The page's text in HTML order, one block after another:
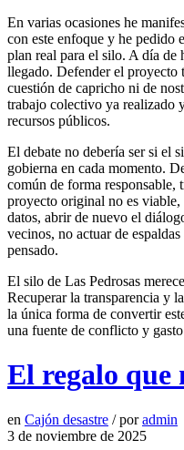
En varias ocasiones he
con este enfoque y he pedido
plan real para el silo. A día de
llegado. Defender el proyecto
cuestión de capricho ni de
trabajo colectivo ya realizado
recursos públicos.
El debate no debería ser si el
gobierna en cada momento.
común de forma responsable,
proyecto original no es
datos, abrir de nuevo el
vecinos, no actuar de
pensado.
El silo de Las Pedrosas
Recuperar la transparencia y
la única forma de convertir
una fuente de conflicto y
El regalo que
en Cajón desastre / poradmin
3 de noviembre de 2025